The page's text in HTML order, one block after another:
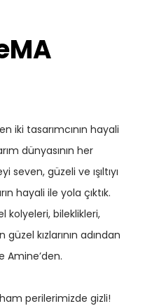
iki tasarımcının hayali
dünyasının her
güzeli ve ışıltıyı
hayali ile yola çıktık.
kolyeleri, bileklikleri,
kızlarının adından
Amine’den.
perilerimizde gizli!